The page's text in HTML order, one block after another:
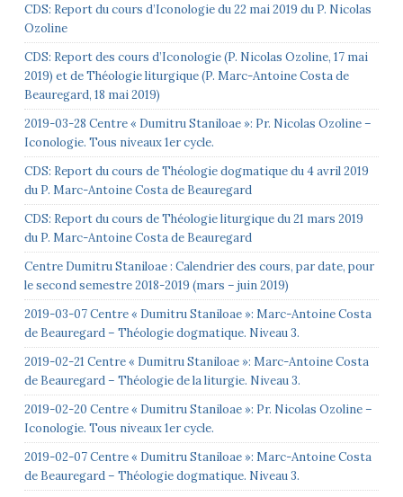
CDS: Report du cours d’Iconologie du 22 mai 2019 du P. Nicolas
Ozoline
CDS: Report des cours d’Iconologie (P. Nicolas Ozoline, 17 mai
2019) et de Théologie liturgique (P. Marc-Antoine Costa de
Beauregard, 18 mai 2019)
2019-03-28 Centre « Dumitru Staniloae »: Pr. Nicolas Ozoline –
Iconologie. Tous niveaux 1er cycle.
CDS: Report du cours de Théologie dogmatique du 4 avril 2019
du P. Marc-Antoine Costa de Beauregard
CDS: Report du cours de Théologie liturgique du 21 mars 2019
du P. Marc-Antoine Costa de Beauregard
Centre Dumitru Staniloae : Calendrier des cours, par date, pour
le second semestre 2018-2019 (mars – juin 2019)
2019-03-07 Centre « Dumitru Staniloae »: Marc-Antoine Costa
de Beauregard – Théologie dogmatique. Niveau 3.
2019-02-21 Centre « Dumitru Staniloae »: Marc-Antoine Costa
de Beauregard – Théologie de la liturgie. Niveau 3.
2019-02-20 Centre « Dumitru Staniloae »: Pr. Nicolas Ozoline –
Iconologie. Tous niveaux 1er cycle.
2019-02-07 Centre « Dumitru Staniloae »: Marc-Antoine Costa
de Beauregard – Théologie dogmatique. Niveau 3.